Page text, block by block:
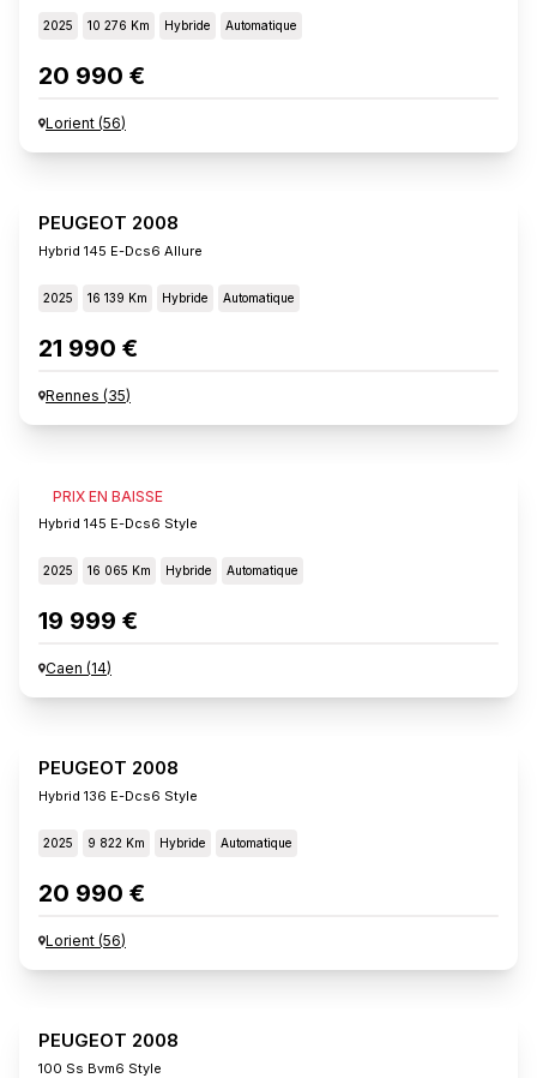
2025 10 276 Km Hybride Automatique
20 990 €
Lorient (56)
PEUGEOT 2008
Hybrid 145 E-Dcs6 Allure
2025 16 139 Km Hybride Automatique
21 990 €
Rennes (35)
PRIX EN BAISSE
PEUGEOT 2008
Hybrid 145 E-Dcs6 Style
2025 16 065 Km Hybride Automatique
19 999 €
Caen (14)
PEUGEOT 2008
Hybrid 136 E-Dcs6 Style
2025 9 822 Km Hybride Automatique
20 990 €
Lorient (56)
PEUGEOT 2008
100 Ss Bvm6 Style